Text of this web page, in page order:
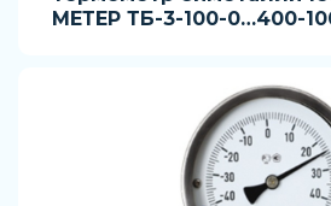
МЕТЕР ТБ-3-100-0…400-